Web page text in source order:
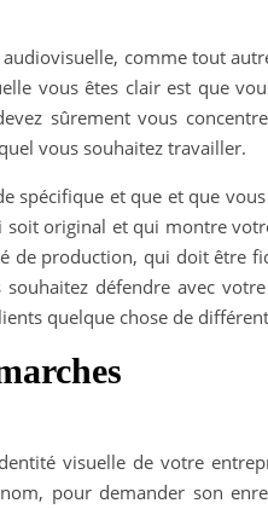
comme tout
vous êtes clair est que
sûrement vous
vous souhaitez travailler.
spécifique et que et que
soit original et qui montre
de production, qui doit être
défendre avec
quelque chose de
visuelle de votre
pour demander son